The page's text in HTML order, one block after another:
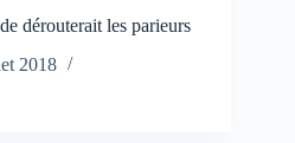
dérouterait les parieurs
2018